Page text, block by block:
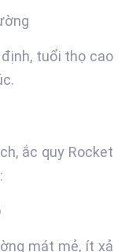
tuổi thọ cao
ắc quy Rocket
mát mẻ, ít xả